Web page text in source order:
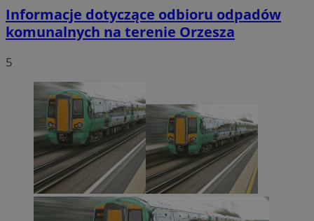
Informacje dotyczące odbioru odpadów
komunalnych na terenie Orzesza
5